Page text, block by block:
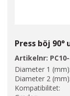
Press böj
Artikelnr:
Diameter 1 (mm):
Diameter 2 (mm):
Kompatibilitet: